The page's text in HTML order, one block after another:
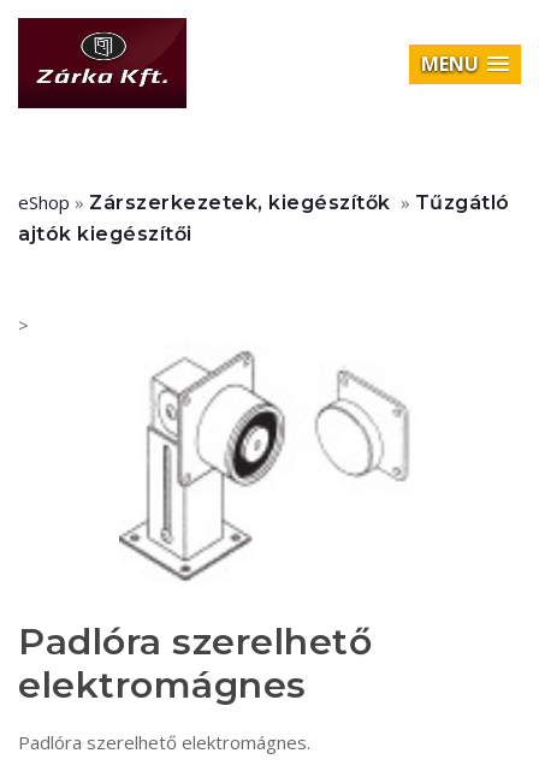
MENU
eShop » Zárszerkezetek, kiegészítők » Tűzgátló
ajtók kiegészítői
>
Padlóra szerelhető
elektromágnes
Padlóra szerelhető elektromágnes.